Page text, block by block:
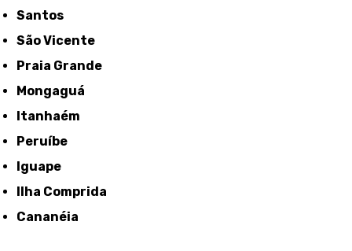
Santos
São Vicente
Praia Grande
Mongaguá
Itanhaém
Peruíbe
Iguape
Ilha Comprida
Cananéia